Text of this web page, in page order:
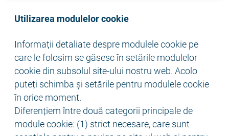
Utilizarea modulelor cookie
Informații detaliate despre modulele cookie pe
care le folosim se găsesc în setările modulelor
cookie din subsolul site-ului nostru web. Acolo
puteți schimba și setările pentru modulele cookie
în orice moment.
Diferențiem între două categorii principale de
module cookie: (1) strict necesare, care sunt